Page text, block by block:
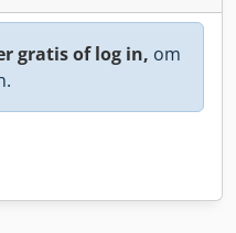
gratis of log in, om